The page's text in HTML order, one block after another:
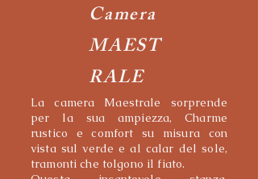
Camera
MAEST
RALE
La camera Maestrale sorprende
per la sua ampiezza, Charme
rustico e comfort su misura con
vista sul verde e al calar del sole,
tramonti che tolgono il fiato.